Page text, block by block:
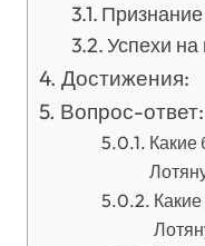
Успехи
Достижения:
Вопрос-ответ:
Какие